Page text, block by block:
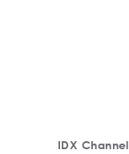
IDX Channel